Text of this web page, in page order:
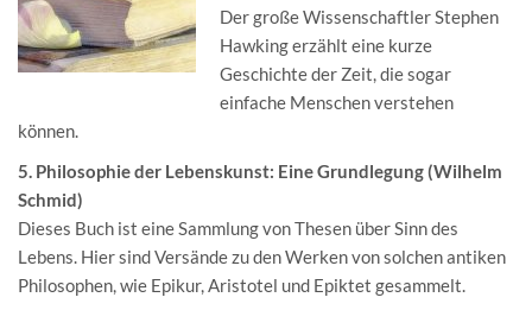
Der große Wissenschaftler Stephen
Hawking erzählt eine kurze
Geschichte der Zeit, die sogar
einfache Menschen verstehen
können.
5. Philosophie der Lebenskunst: Eine Grundlegung (Wilhelm
Schmid)
Dieses Buch ist eine Sammlung von Thesen über Sinn des
Lebens. Hier sind Versände zu den Werken von solchen antiken
Philosophen, wie Epikur, Aristotel und Epiktet gesammelt.